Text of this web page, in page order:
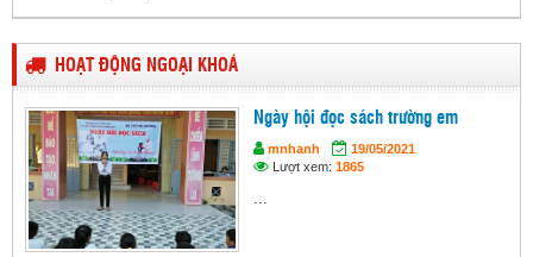
HOẠT ĐỘNG NGOẠI KHOÁ
Ngày hội đọc sách trường em
mnhanh
19/05/2021
Lượt xem: 1865